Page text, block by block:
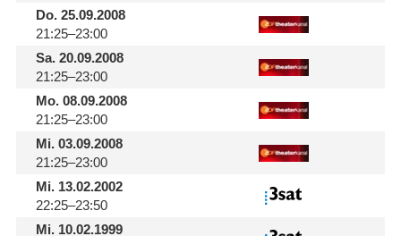
Do.25.09.2008
21:25–23:00
Sa.20.09.2008
21:25–23:00
Mo.08.09.2008
21:25–23:00
Mi.03.09.2008
21:25–23:00
Mi.13.02.2002
22:25–23:50
Mi.10.02.1999